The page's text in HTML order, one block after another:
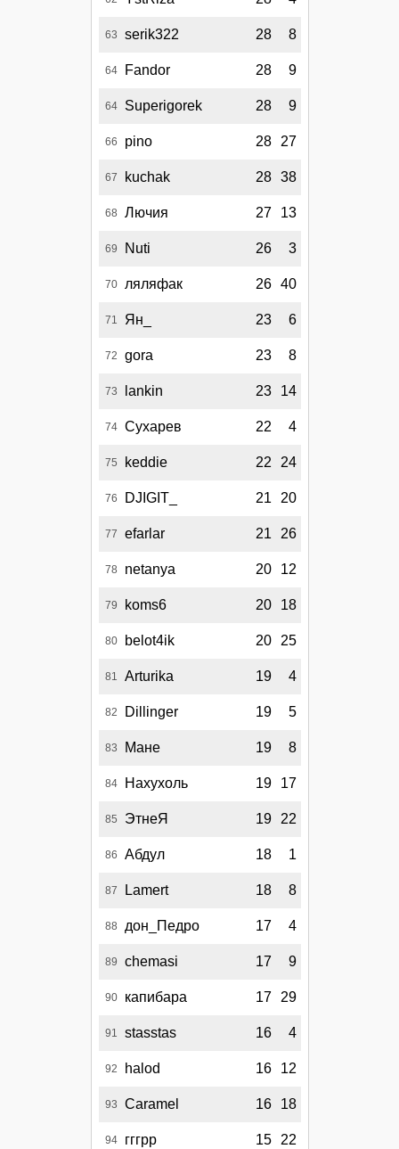
63 serik322 28 8
64 Fandor 28 9
64 Superigorek 28 9
66 pino 28 27
67 kuchak 28 38
68 Лючия 27 13
69 Nuti 26 3
70 ляляфак 26 40
71 Ян_ 23 6
72 gora 23 8
73 lankin 23 14
74 Сухарев 22 4
75 keddie 22 24
76 DJIGIT_ 21 20
77 efarlar 21 26
78 netanya 20 12
79 koms6 20 18
80 belot4ik 20 25
81 Arturika 19 4
82 Dillinger 19 5
83 Мане 19 8
84 Нахухоль 19 17
85 ЭтнеЯ 19 22
86 Абдул 18 1
87 Lamert 18 8
88 дон_Педро 17 4
89 chemasi 17 9
90 капибара 17 29
91 stasstas 16 4
92 halod 16 12
93 Caramel 16 18
94 гггрр 15 22